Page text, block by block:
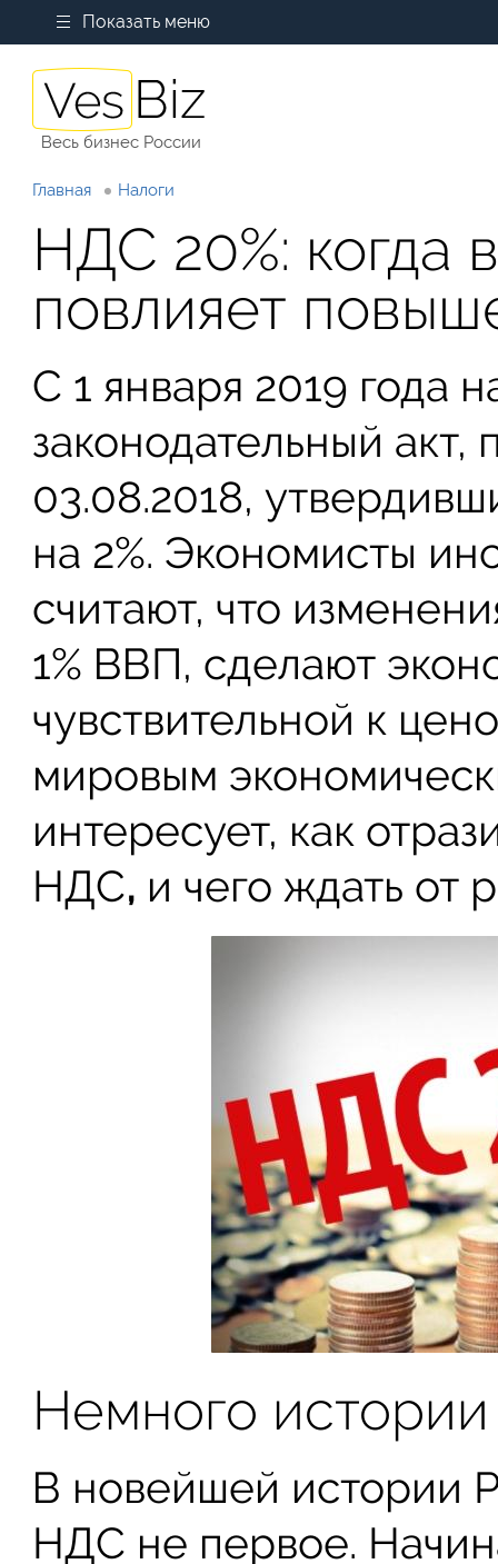
Показать меню
Весь бизнес России
Главная Налоги
НДС 20%: когда
повлияет
С 1 января 2019 года
законодательный
03.08.2018,
на 2%. Экономисты
считают, что
1% ВВП, сделают
чувствительной к
мировым
интересует, как
НДС, и чего ждать от
Немного истории
В новейшей истории
НДС не первое.